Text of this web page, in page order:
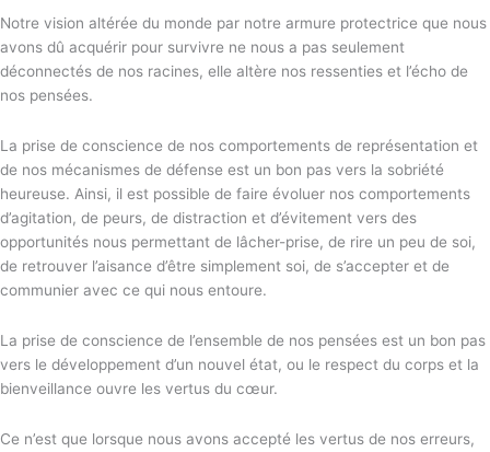
Notre vision altérée du monde par notre armure protectrice que nous
avons dû acquérir pour survivre ne nous a pas seulement
déconnectés de nos racines, elle altère nos ressenties et l’écho de
nos pensées.
La prise de conscience de nos comportements de représentation et
de nos mécanismes de défense est un bon pas vers la sobriété
heureuse. Ainsi, il est possible de faire évoluer nos comportements
d’agitation, de peurs, de distraction et d’évitement vers des
opportunités nous permettant de lâcher-prise, de rire un peu de soi,
de retrouver l’aisance d’être simplement soi, de s’accepter et de
communier avec ce qui nous entoure.
La prise de conscience de l’ensemble de nos pensées est un bon pas
vers le développement d’un nouvel état, ou le respect du corps et la
bienveillance ouvre les vertus du cœur.
Ce n’est que lorsque nous avons accepté les vertus de nos erreurs,